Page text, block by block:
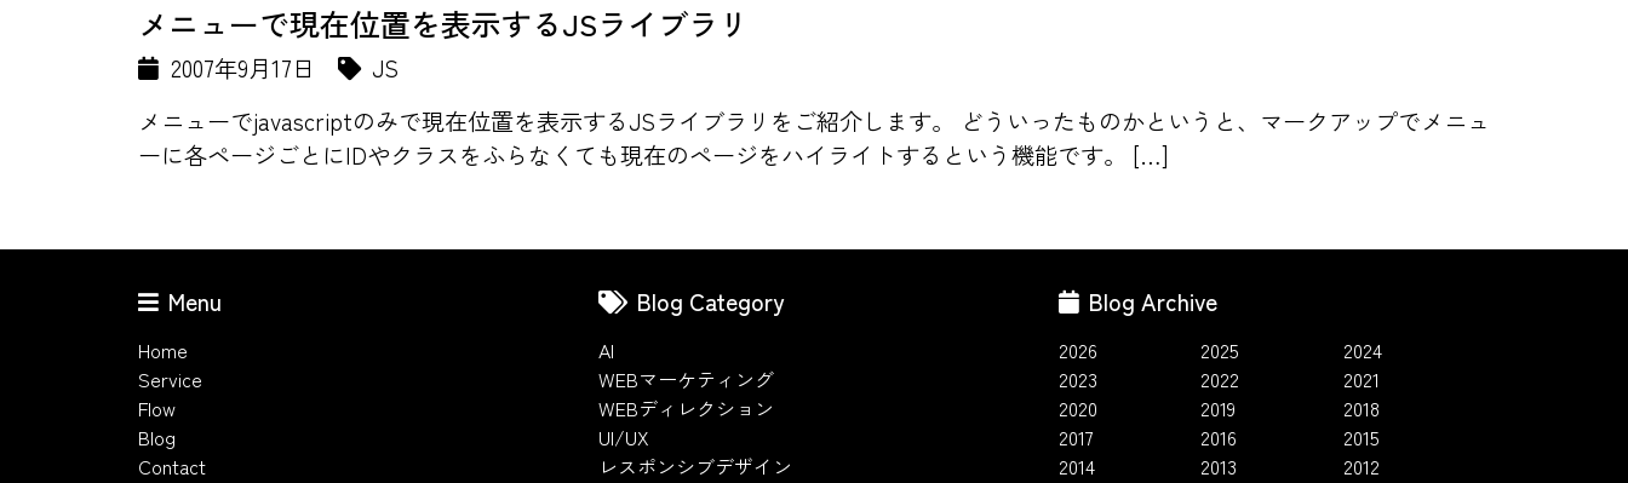
メニューで現在位置を表示するJSライブラリ
2007年9月17日
JS
メニューでjavascriptのみで現在位置を表示するJSライブラリをご紹介します。 どういったものかというと、マークアップでメニュ
ーに各ページごとにIDやクラスをふらなくても現在のページをハイライトするという機能です。 […]
Menu
Home
Service
Flow
Blog
Contact
Blog Category
AI
WEBマーケティング
WEBディレクション
UI/UX
レスポンシブデザイン
Blog Archive
2026 2025
2024
2023
2022
2021
2020
2019
2018
2017
2016
2015
2014
2013
2012